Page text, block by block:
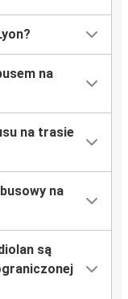
na
na trasie
na
są